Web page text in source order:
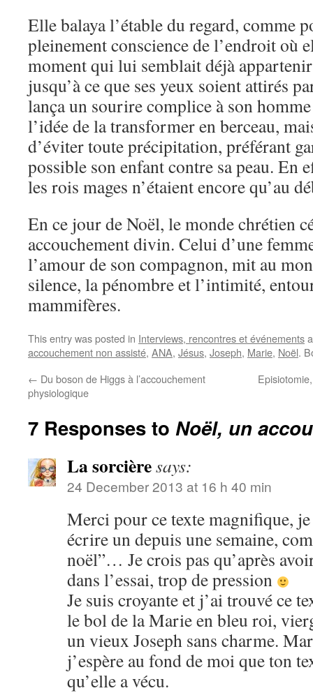
Elle balaya l’étable du regard, comme
pleinement conscience de l’endroit où
moment qui lui semblait déjà
jusqu’à ce que ses yeux soient attirés
lança un sourire complice à son
l’idée de la transformer en berceau,
d’éviter toute précipitation, préférant
possible son enfant contre sa peau. En
les rois mages n’étaient encore qu’au
En ce jour de Noël, le monde chrétien
accouchement divin. Celui d’une
l’amour de son compagnon, mit au
silence, la pénombre et l’intimité,
mammifères.
This entry was posted in Interviews, rencontres et événements
accouchement non assisté, ANA, Jésus, Joseph, Marie, Noël.
← Du boson de Higgs à l’accouchement
physiologique
7 Responses to Noël, un
La sorcièresays:
24 December 2013 at 16 h 40 min
Merci pour ce texte magnifique,
écrire un depuis une semaine,
noël”… Je crois pas qu’après
dans l’essai, trop de pression
Je suis croyante et j’ai trouvé ce
le bol de la Marie en bleu roi,
un vieux Joseph sans charme.
j’espère au fond de moi que ton
qu’elle a vécu.